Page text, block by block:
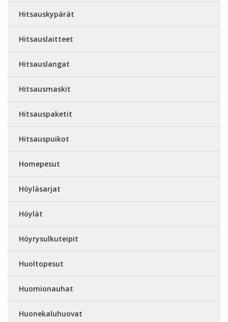
Hitsauskypärät
Hitsauslaitteet
Hitsauslangat
Hitsausmaskit
Hitsauspaketit
Hitsauspuikot
Homepesut
Höyläsarjat
Höylät
Höyrysulkuteipit
Huoltopesut
Huomionauhat
Huonekaluhuovat